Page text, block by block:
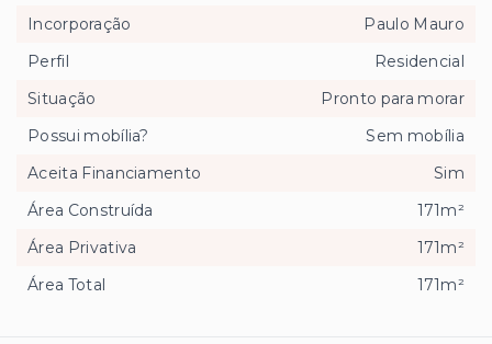
Incorporação
Paulo Mauro
Perfil
Residencial
Situação
Pronto para morar
Possui mobília?
Sem mobília
Aceita Financiamento
Sim
Área Construída
171m²
Área Privativa
171m²
Área Total
171m²